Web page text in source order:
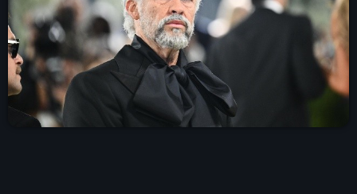
play_arrow LA CAMPESINA 104.5 FM
play_arrow LA CAMPESINA GEORGIA